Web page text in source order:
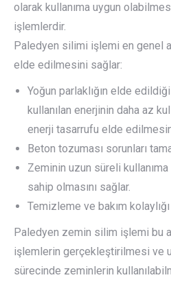
olarak kullanıma uygun
işlemlerdir.
Paledyen silimi işlemi en genel
elde edilmesini sağlar:
Yoğun parlaklığın elde
kullanılan enerjinin daha az
enerji tasarrufu elde
Beton tozuması sorunları
Zeminin uzun süreli kullanıma
sahip olmasını sağlar.
Temizleme ve bakım
Paledyen zemin silim işlemi bu
işlemlerin gerçekleştirilmesi ve
sürecinde zeminlerin